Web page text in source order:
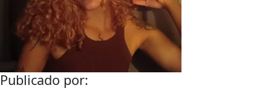
Publicado por: